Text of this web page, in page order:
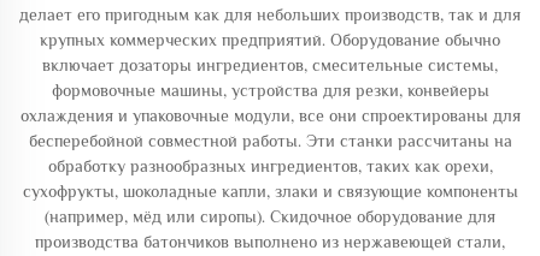
делает его пригодным как для небольших производств, так и для
крупных коммерческих предприятий. Оборудование обычно
включает дозаторы ингредиентов, смесительные системы,
формовочные машины, устройства для резки, конвейеры
охлаждения и упаковочные модули, все они спроектированы для
бесперебойной совместной работы. Эти станки рассчитаны на
обработку разнообразных ингредиентов, таких как орехи,
сухофрукты, шоколадные капли, злаки и связующие компоненты
(например, мёд или сиропы). Скидочное оборудование для
производства батончиков выполнено из нержавеющей стали,